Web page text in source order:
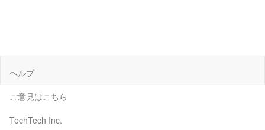
ヘルプ
ご意見はこちら
TechTech Inc.